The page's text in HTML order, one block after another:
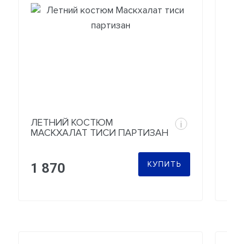
ЛЕТНИЙ КОСТЮМ
МАСКХАЛАТ ТИСИ ПАРТИЗАН
i
1 870 КУПИТЬ